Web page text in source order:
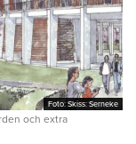
Foto: Skiss: Serneke
Foto: Skiss: Serneke
och extra